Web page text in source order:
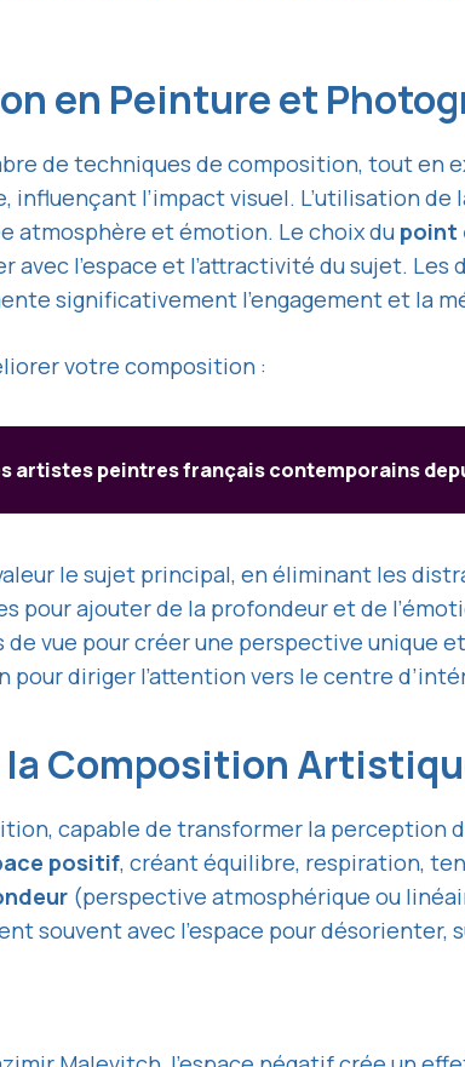
en Peinture et
de techniques de composition, tout en
influençant l’impact visuel. L’utilisation de
atmosphère et émotion. Le choix du point
avec l’espace et l’attractivité du sujet.
significativement l’engagement et la
votre composition :
artistes peintres français contemporains
le sujet principal, en éliminant les
pour ajouter de la profondeur et de
vue pour créer une perspective unique
pour diriger l’attention vers le centre
la Composition
capable de transformer la perception
positif, créant équilibre, respiration,
(perspective atmosphérique ou
souvent avec l’espace pour